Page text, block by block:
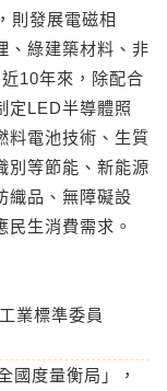
則發展電磁相
、綠建築材料、非
10年來，除配合
定LED半導體照
料電池技術、生質
別等節能、新能源
織品、無障礙設
生消費需求。
業標準委員
國度量衡局」，